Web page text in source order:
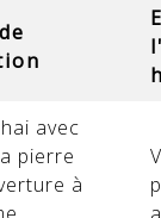
avec
pierre
à